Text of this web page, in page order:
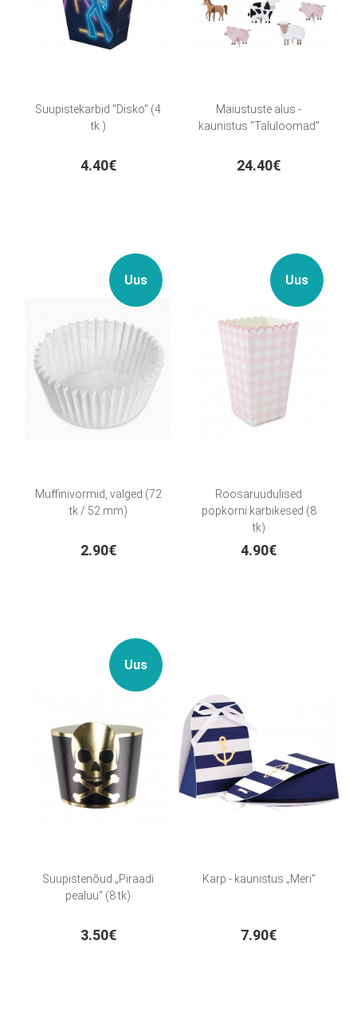
Suupistekarbid "Disko" (4
tk.)
4.40€
Maiustuste alus -
kaunistus "Taluloomad"
24.40€
Uus
Muffinivormid, valged (72
tk / 52 mm)
2.90€
Uus
Roosaruudulised
popkorni karbikesed (8
tk)
4.90€
Uus
Suupistenõud „Piraadi
pealuu“ (8 tk)
3.50€
Karp - kaunistus „Meri“
7.90€